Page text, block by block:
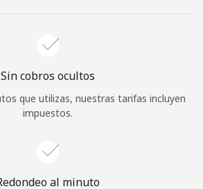
¿Olvidaste tu contraseña? →
Iniciar Sesión
o
Continuar con
Sin cobros ocultos
que utilizas, nuestras tarifas incluyen
impuestos.
al minuto